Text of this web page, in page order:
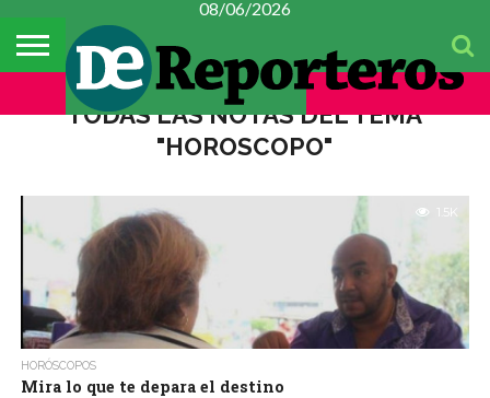
TEMAS
DEL
#CONSTITUYENTE
MÉXICO
METROPOLI
POLICIACA
ESPECTÁCULOS
CULTURA
FINANZAS
CIENCIA Y
TECNOLOGÍA
MUJER
08/06/2026
TODAS LAS NOTAS DEL TEMA
"HOROSCOPO"
1.5K
HORÓSCOPOS
Mira lo que te depara el destino